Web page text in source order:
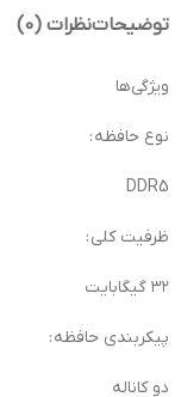
توضیحاتنظرات (0)
ویژگی‌ها
نوع حافظه :
DDR5
ظرفیت کلی :
۳۲ گیگابایت
پیکربندی حافظه :
دو کاناله